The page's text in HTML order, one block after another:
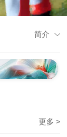
简介
更多 >